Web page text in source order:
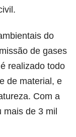
do
de gases
realizado todo
de material, e
Com a
mais de 3 mil